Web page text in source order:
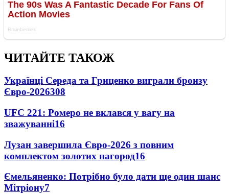
ЧИТАЙТЕ ТАКОЖ
Українці Середа та Гриценко виграли бронзу
Євро-2026308
UFC 221: Ромеро не вклався у вагу на
зважуванні16
Лузан завершила Євро-2026 з повним
комплектом золотих нагород16
Ємельяненко: Потрібно було дати ще один шанс
Мітріону7